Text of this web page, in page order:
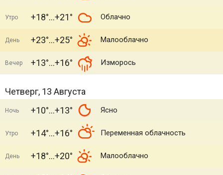
Утро +18° +21° Облачно
День +23° +25° Малооблачно
Вечер +13° +16° Изморось
Четверг, 13 Августа
Ночь +10° +13° Ясно
Утро +14° +16° Переменная облачность
День +18° +20° Малооблачно